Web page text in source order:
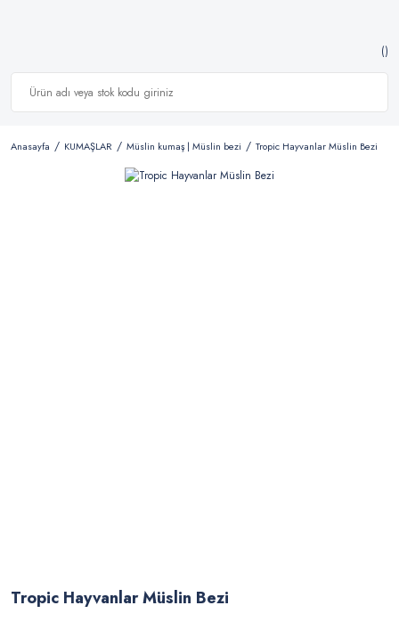
Anasayfa KUMAŞLAR Müslin kumaş | Müslin bezi Tropic Hayvanlar Müslin Bezi
Tropic Hayvanlar Müslin Bezi